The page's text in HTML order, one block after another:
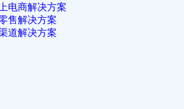
电商解决方案
售解决方案
道解决方案